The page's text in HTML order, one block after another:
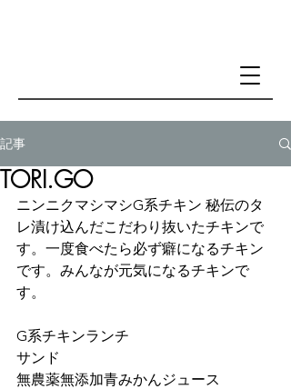
記事
TORI.GO
ニンニクマシマシG系チキン 秘伝のタ
レ漬け込んだこだわり抜いたチキンで
す。一度食べたら必ず癖になるチキン
です。みんなが元気になるチキンで
す。
G系チキンランチ
サンド
無農薬無添加青みかんジュース